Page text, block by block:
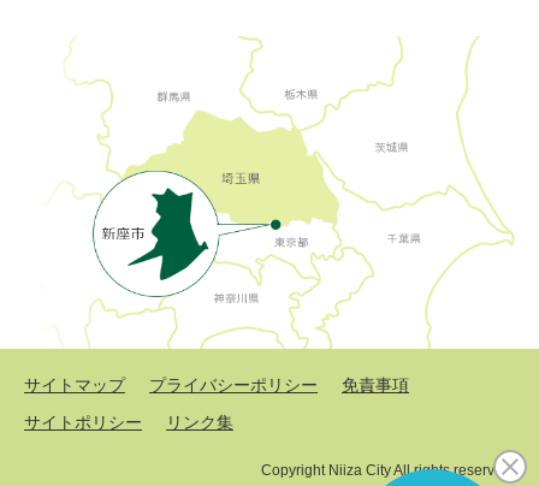
サイトマップ プライバシーポリシー
免責事項
サイトポリシー
リンク集
Copyright Niiza City All rights reserved.